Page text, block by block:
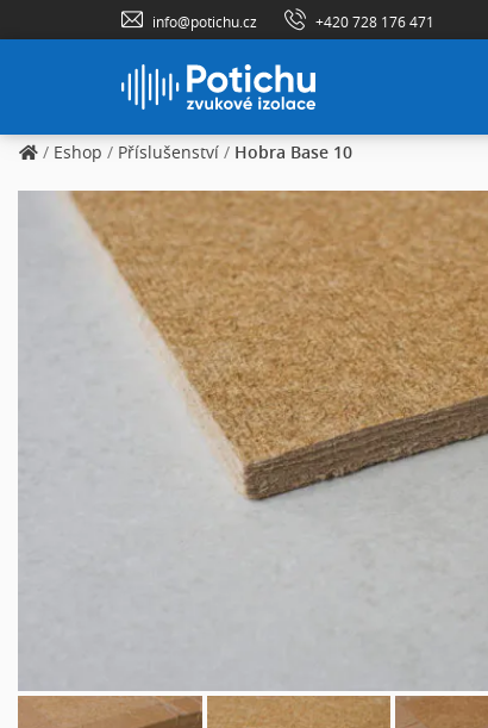
info@potichu.cz +420 728 176 471
/ Eshop / Příslušenství / Hobra Base 10